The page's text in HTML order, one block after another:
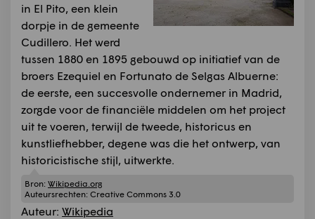
in El Pito, een klein
dorpje in de gemeente
Cudillero. Het werd
tussen 1880 en 1895 gebouwd op initiatief van de
broers Ezequiel en Fortunato de Selgas Albuerne:
de eerste, een succesvolle ondernemer in Madrid,
zorgde voor de financiële middelen om het project
uit te voeren, terwijl de tweede, historicus en
kunstliefhebber, degene was die het ontwerp, van
historicistische stijl, uitwerkte.
Bron: Wikipedia.org
Auteursrechten: Creative Commons 3.0
Auteur: Wikipedia